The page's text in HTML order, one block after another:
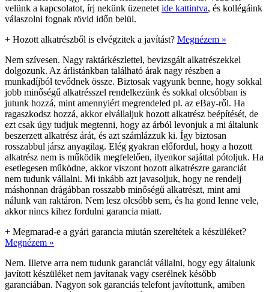
velünk a kapcsolatot, írj nekünk üzenetet ide kattintva, és kollégáink
válaszolni fognak rövid időn belül.
+ Hozott alkatrészből is elvégzitek a javítást? Megnézem »
Nem szívesen. Nagy raktárkészlettel, bevizsgált alkatrészekkel
dolgozunk. Az árlistánkban található árak nagy részben a
munkadíjból tevődnek össze. Biztosak vagyunk benne, hogy sokkal
jobb minőségű alkatrésszel rendelkezünk és sokkal olcsóbban is
jutunk hozzá, mint amennyiért megrendeled pl. az eBay-ről. Ha
ragaszkodsz hozzá, akkor elvállaljuk hozott alkatrész beépítését, de
ezt csak úgy tudjuk megtenni, hogy az árból levonjuk a mi általunk
beszerzett alkatrész árát, és azt számlázzuk ki. Így biztosan
rosszabbul jársz anyagilag. Elég gyakran előfordul, hogy a hozott
alkatrész nem is működik megfelelően, ilyenkor sajáttal pótoljuk. Ha
esetlegesen működne, akkor viszont hozott alkatrészre garanciát
nem tudunk vállalni. Mi inkább azt javasoljuk, hogy ne rendelj
máshonnan drágábban rosszabb minőségű alkatrészt, mint ami
nálunk van raktáron. Nem lesz olcsóbb sem, és ha gond lenne vele,
akkor nincs kihez fordulni garancia miatt.
+ Megmarad-e a gyári garancia miután szereltétek a készüléket?
Megnézem »
Nem. Illetve arra nem tudunk garanciát vállalni, hogy egy általunk
javított készüléket nem javítanak vagy cserélnek később
garanciában. Nagyon sok garanciás telefont javítottunk, amiben